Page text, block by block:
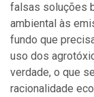
falsas soluções
ambiental às
fundo que
uso dos
verdade, o que
racionalidade